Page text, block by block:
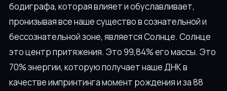
бодиграфа, которая влияет и обуславливает,
пронизывая все наше существо в сознательной и
бессознательной зоне, является Солнце. Солнце
это центр притяжения. Это 99,84% его массы. Это
70% энергии, которую получает наше ДНК в
качестве импринтинга момент рождения и за 88